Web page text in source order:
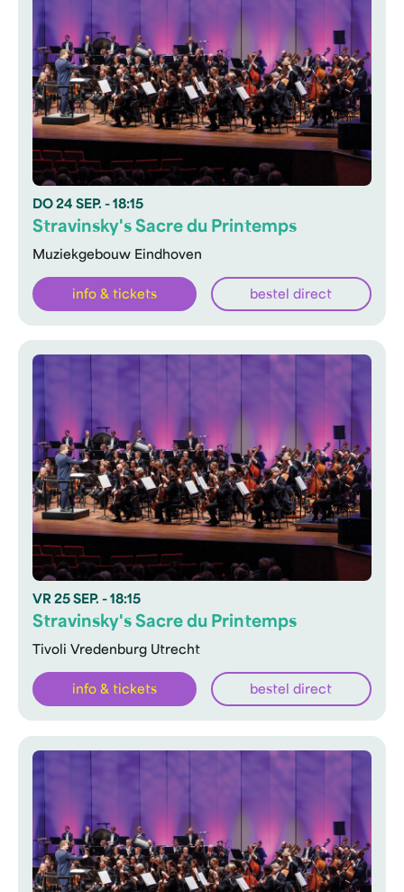
DO 24 SEP. - 18:15
Muziekgebouw Eindhoven
Stravinsky's Sacre du Printemps
info & tickets bestel direct
VR 25 SEP. - 18:15
Tivoli Vredenburg Utrecht
Stravinsky's Sacre du Printemps
info & tickets bestel direct